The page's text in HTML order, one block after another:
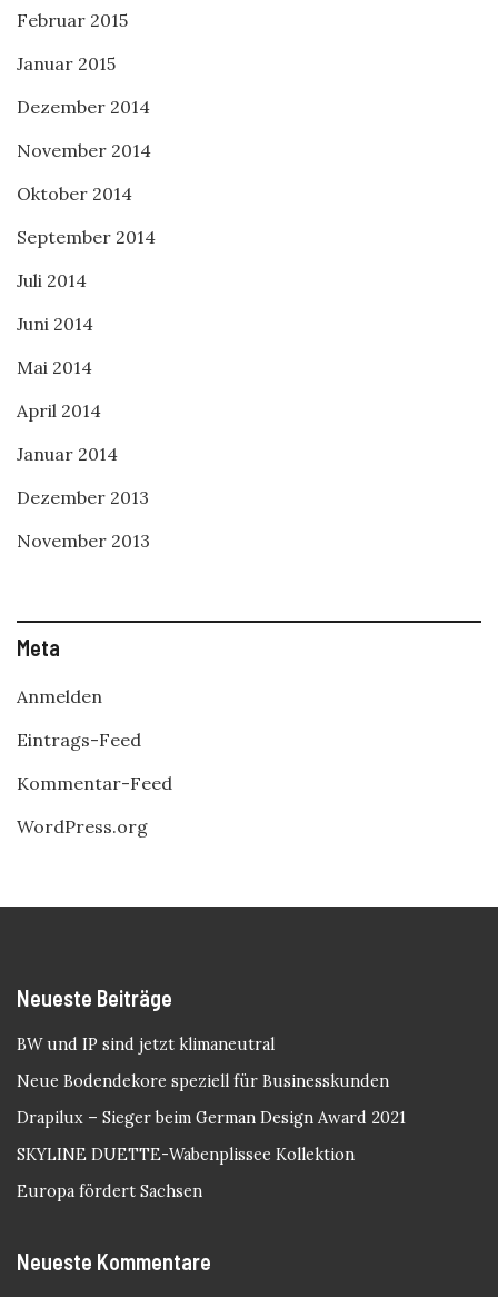
Februar 2015
Januar 2015
Dezember 2014
November 2014
Oktober 2014
September 2014
Juli 2014
Juni 2014
Mai 2014
April 2014
Januar 2014
Dezember 2013
November 2013
Meta
Anmelden
Eintrags-Feed
Kommentar-Feed
WordPress.org
Neueste Beiträge
BW und IP sind jetzt klimaneutral
Neue Bodendekore speziell für Businesskunden
Drapilux – Sieger beim German Design Award 2021
SKYLINE DUETTE-Wabenplissee Kollektion
Europa fördert Sachsen
Neueste Kommentare